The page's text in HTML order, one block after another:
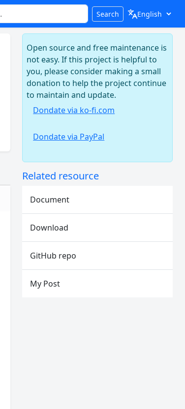
Search
Open source and free maintenance is
not easy. If this project is helpful to
you, please consider making a small
donation to help the project continue
to maintain and update.
Dondate via ko-fi.com
Dondate via PayPal
Related resource
Document
Download
GitHub repo
My Post